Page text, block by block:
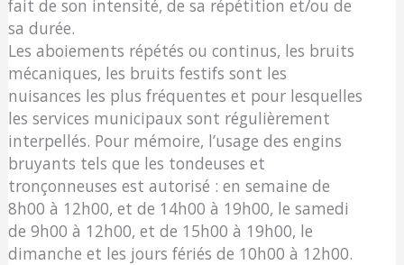
fait de son intensité, de sa répétition et/ou de
sa durée.
Les aboiements répétés ou continus, les bruits
mécaniques, les bruits festifs sont les
nuisances les plus fréquentes et pour lesquelles
les services municipaux sont régulièrement
interpellés. Pour mémoire, l’usage des engins
bruyants tels que les tondeuses et
tronçonneuses est autorisé : en semaine de
8h00 à 12h00, et de 14h00 à 19h00, le samedi
de 9h00 à 12h00, et de 15h00 à 19h00, le
dimanche et les jours fériés de 10h00 à 12h00.